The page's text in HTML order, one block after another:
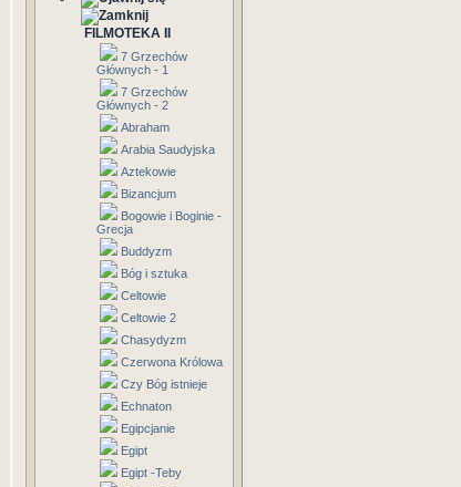
FILMOTEKA II
7 Grzechów
Głównych - 1
7 Grzechów
Głównych - 2
Abraham
Arabia Saudyjska
Aztekowie
Bizancjum
Bogowie i Boginie -
Grecja
Buddyzm
Bóg i sztuka
Celtowie
Celtowie 2
Chasydyzm
Czerwona Królowa
Czy Bóg istnieje
Echnaton
Egipcjanie
Egipt
Egipt -Teby